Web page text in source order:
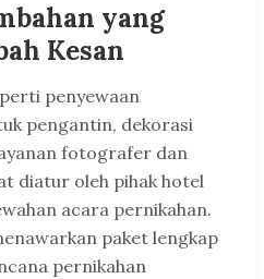
yang
Kesan
penyewaan
pengantin, dekorasi
fotografer dan
diatur oleh pihak hotel
acara pernikahan.
paket lengkap
pernikahan